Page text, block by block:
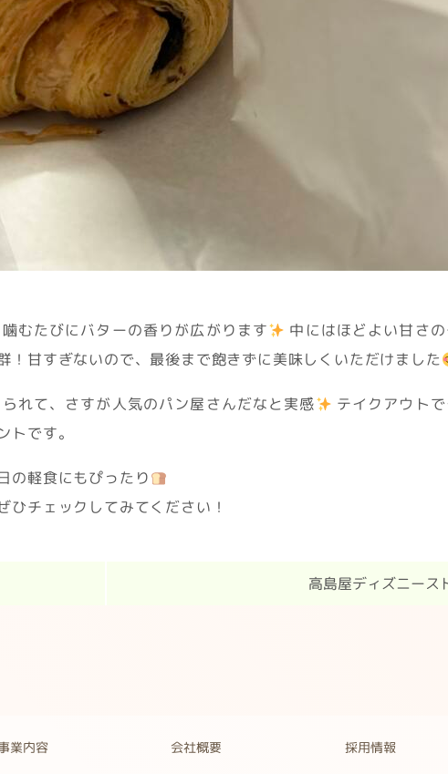
むたびにバターの香りが広がります 中にはほどよい甘さ
！甘すぎないので、最後まで飽きずに美味しくいただけました
れて、さすが人気のパン屋さんだなと実感 テイクアウト
です。
の軽食にもぴったり
ひチェックしてみてください！
高島屋ディズニース
業内容 会社概要 採用情報